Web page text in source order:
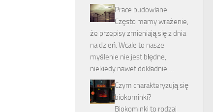
Prace budowlane
Często mamy wrażenie,
że przepisy zmieniają się z dnia
na dzień. Wcale to nasze
myślenie nie jest błędne,
niekiedy nawet dokładnie …
Czym charakteryzują się
biokominki?
Biokominki to rodzaj